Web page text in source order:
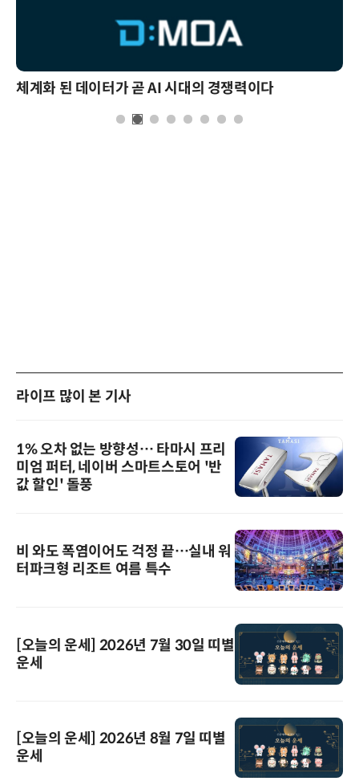
체계화 된 데이터가 곧 AI 시대의 경쟁력이다
라이프 많이 본 기사
1% 오차 없는 방향성… 타마시 프리
미엄 퍼터, 네이버 스마트스토어 '반
값 할인' 돌풍
비 와도 폭염이어도 걱정 끝…실내 워
터파크형 리조트 여름 특수
[오늘의 운세] 2026년 7월 30일 띠별
운세
[오늘의 운세] 2026년 8월 7일 띠별
운세